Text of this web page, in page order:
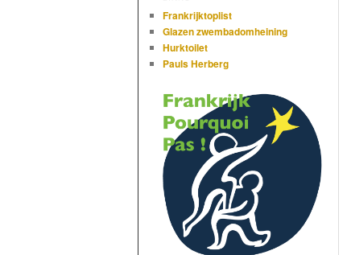
Frankrijktoplist
Glazen zwembadomheining
Hurktoilet
Pauls Herberg